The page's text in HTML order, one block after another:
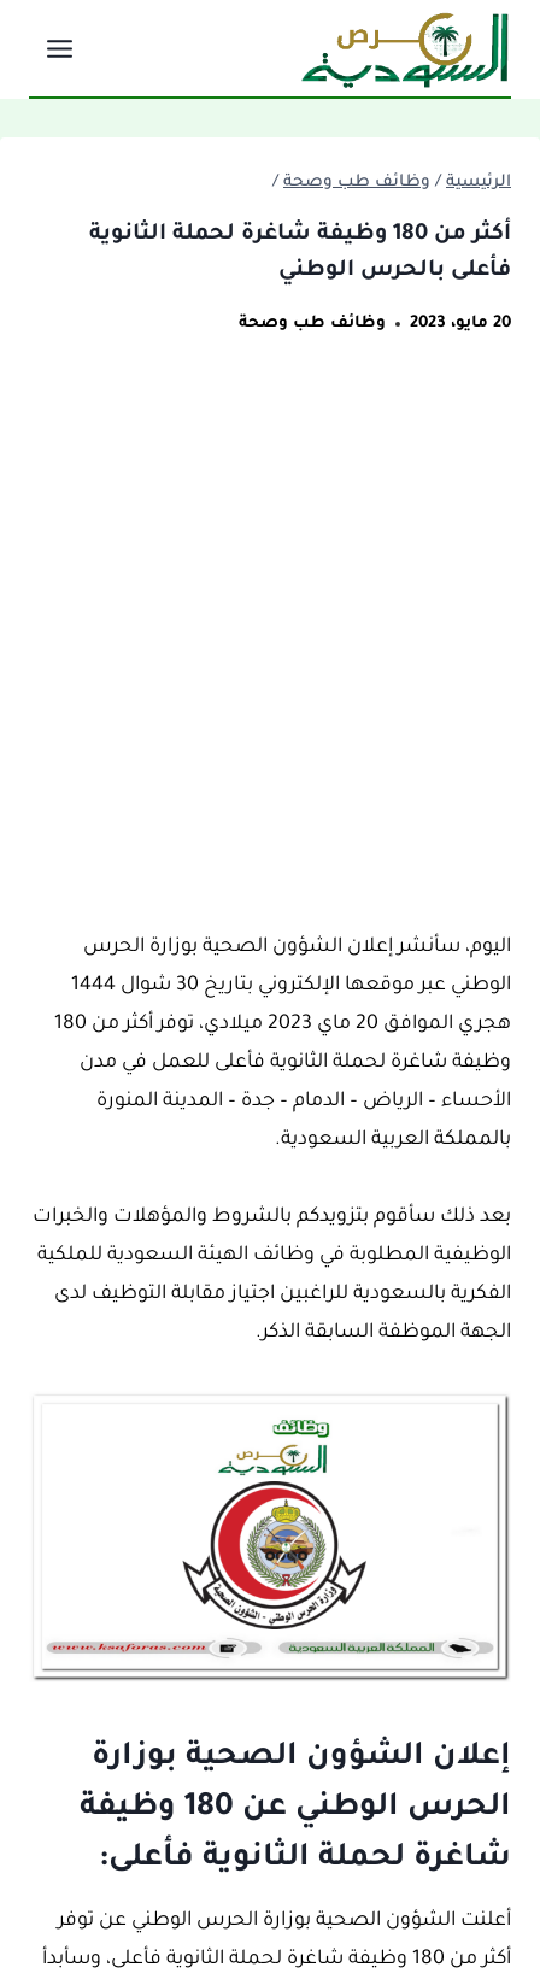
التجاوز
المحتوى
الرئيسية / وظائف طب وصحة /
أكثر من 180 وظيفة شاغرة لحملة الثانوية
فأعلى بالحرس الوطني
20 مايو، 2023 وظائف طب وصحة
اليوم، سأنشر إعلان الشؤون الصحية بوزارة الحرس
الوطني عبر موقعها الإلكتروني بتاريخ 30 شوال 1444
هجري الموافق 20 ماي 2023 ميلادي، توفر أكثر من 180
وظيفة شاغرة لحملة الثانوية فأعلى للعمل في مدن
الأحساء – الرياض – الدمام – جدة – المدينة المنورة
بالمملكة العربية السعودية.
بعد ذلك سأقوم بتزويدكم بالشروط والمؤهلات والخبرات
الوظيفية المطلوبة في وظائف الهيئة السعودية للملكية
الفكرية بالسعودية للراغبين اجتياز مقابلة التوظيف لدى
الجهة الموظفة السابقة الذكر.
إعلان الشؤون الصحية بوزارة
الحرس الوطني عن 180 وظيفة
شاغرة لحملة الثانوية فأعلى:
أعلنت الشؤون الصحية بوزارة الحرس الوطني عن توفر
أكثر من 180 وظيفة شاغرة لحملة الثانوية فأعلى، وسأبدأ